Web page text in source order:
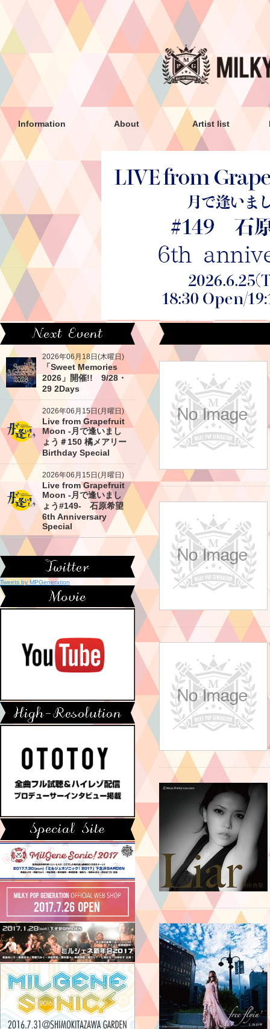
Information About Artist list
2026年06月18日(木曜日)
「Sweet Memories
2026」開催!! 9/28・
29 2Days
2026年06月15日(月曜日)
Live from Grapefruit
Moon -月で逢いまし
ょう＃150 橘メアリー
Birthday Special
2026年06月15日(月曜日)
Live from Grapefruit
Moon -月で逢いまし
ょう#149- 石原希望
6th Anniversary
Special
Tweets by MPGeneration